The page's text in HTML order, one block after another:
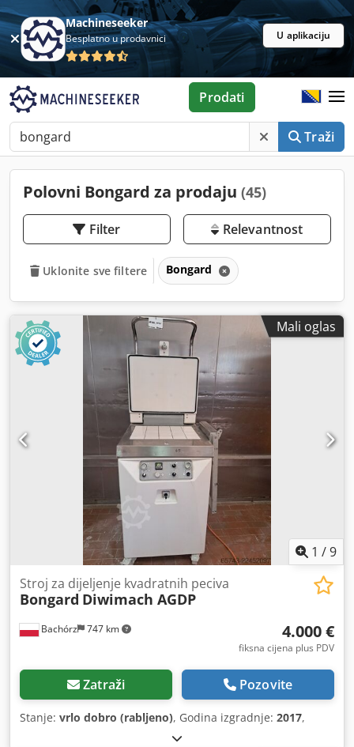
Machineseeker
Besplatno u prodavnici U aplikaciju
Traži
Prodati
Polovni Bongard za prodaju (45)
Filter Relevantnost
Uklonite sve filtere Bongard
Mali oglas
1 /9
Bachórz 747 km
Stroj za dijeljenje kvadratnih peciva
Bongard Diwimach AGDP
4.000 €
fiksna cijena plus PDV
Zatraži Pozovite
Stanje: vrlo dobro (rabljeno), Godina izgradnje: 2017,